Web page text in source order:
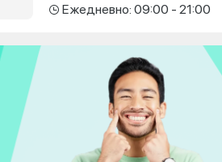
Ежедневно: 09:00 - 21:00